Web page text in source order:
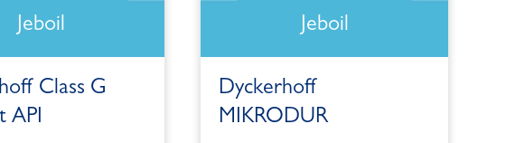
Jeboil
Class G
API
Jeboil
Dyckerhoff
MIKRODUR